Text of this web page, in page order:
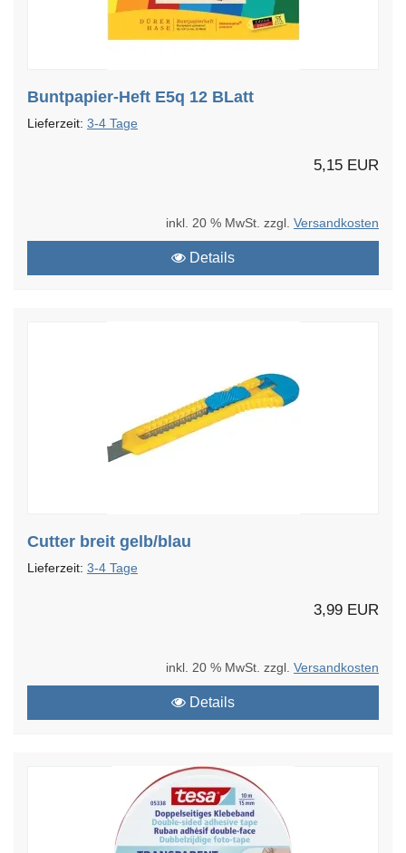
Buntpapier-Heft E5q 12 BLatt
Lieferzeit: 3-4 Tage
5,15 EUR
inkl. 20 % MwSt. zzgl. Versandkosten
Details
Cutter breit gelb/blau
Lieferzeit: 3-4 Tage
3,99 EUR
inkl. 20 % MwSt. zzgl. Versandkosten
Details